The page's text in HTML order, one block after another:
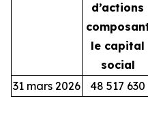
d’actions
le capital
social
31 mars 2026 48 517 630